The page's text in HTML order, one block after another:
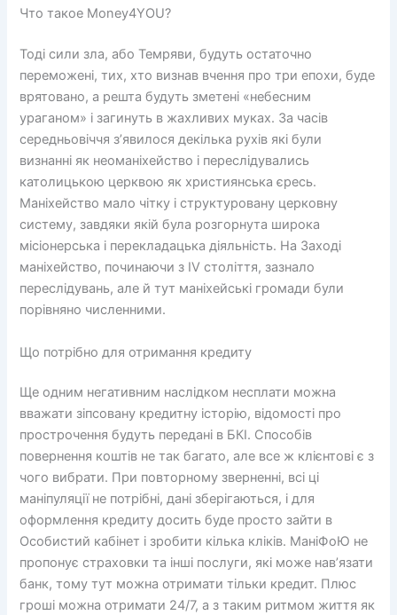
Что такое Money4YOU?
Тоді сили зла, або Темряви, будуть остаточно
переможені, тих, хто визнав вчення про три епохи, буде
врятовано, а решта будуть зметені «небесним
ураганом» і загинуть в жахливих муках. За часів
середньовіччя з’явилося декілька рухів які були
визнанні як неоманіхейство і переслідувались
католицькою церквою як християнська єресь.
Маніхейство мало чітку і структуровану церковну
систему, завдяки якій була розгорнута широка
місіонерська і перекладацька діяльність. На Заході
маніхейство, починаючи з IV століття, зазнало
переслідувань, але й тут маніхейські громади були
порівняно численними.
Що потрібно для отримання кредиту
Ще одним негативним наслідком несплати можна
вважати зіпсовану кредитну історію, відомості про
прострочення будуть передані в БКІ. Способів
повернення коштів не так багато, але все ж клієнтові є з
чого вибрати. При повторному зверненні, всі ці
маніпуляції не потрібні, дані зберігаються, і для
оформлення кредиту досить буде просто зайти в
Особистий кабінет і зробити кілька кліків. МаніФоЮ не
пропонує страховки та інші послуги, які може нав’язати
банк, тому тут можна отримати тільки кредит. Плюс
гроші можна отримати 24/7, а з таким ритмом життя як